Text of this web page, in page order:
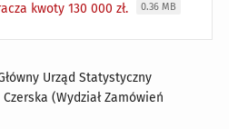
kwoty 130 000 zł.
0.36 MB
Urząd Statystyczny
Czerska (Wydział Zamówień